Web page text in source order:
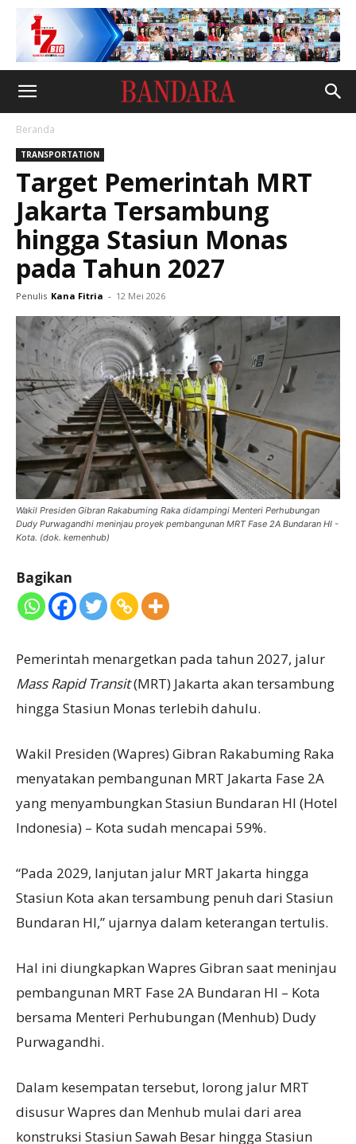
Beranda
TRANSPORTATION
Target Pemerintah MRT
Jakarta Tersambung
hingga Stasiun Monas
pada Tahun 2027
Penulis Kana Fitria - 12 Mei 2026
Wakil Presiden Gibran Rakabuming Raka didampingi Menteri Perhubungan
Dudy Purwagandhi meninjau proyek pembangunan MRT Fase 2A Bundaran HI -
Kota. (dok. kemenhub)
Bagikan
Pemerintah menargetkan pada tahun 2027, jalur
Mass Rapid Transit(MRT) Jakarta akan tersambung
hingga Stasiun Monas terlebih dahulu.
Wakil Presiden (Wapres) Gibran Rakabuming Raka
menyatakan pembangunan MRT Jakarta Fase 2A
yang menyambungkan Stasiun Bundaran HI (Hotel
Indonesia) – Kota sudah mencapai 59%.
“Pada 2029, lanjutan jalur MRT Jakarta hingga
Stasiun Kota akan tersambung penuh dari Stasiun
Bundaran HI,” ujarnya dalam keterangan tertulis.
Hal ini diungkapkan Wapres Gibran saat meninjau
pembangunan MRT Fase 2A Bundaran HI – Kota
bersama Menteri Perhubungan (Menhub) Dudy
Purwagandhi.
Dalam kesempatan tersebut, lorong jalur MRT
disusur Wapres dan Menhub mulai dari area
konstruksi Stasiun Sawah Besar hingga Stasiun